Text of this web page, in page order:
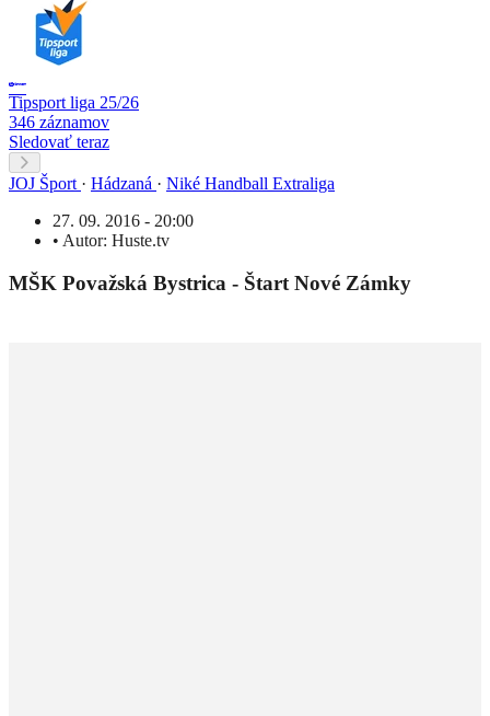
Tipsport liga 25/26
346 záznamov
Sledovať teraz
JOJ Šport · Hádzaná · Niké Handball Extraliga
27. 09. 2016 - 20:00
• Autor: Huste.tv
MŠK Považská Bystrica - Štart Nové Zámky